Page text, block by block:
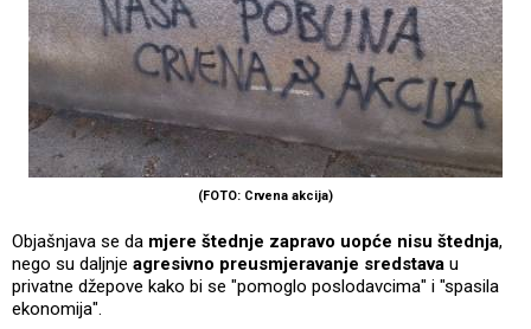
(FOTO: Crvena akcija)
Objašnjava se da mjere štednje zapravo uopće nisu štednja,
nego su daljnje agresivno preusmjeravanje sredstava u
privatne džepove kako bi se "pomoglo poslodavcima" i "spasila
ekonomija".